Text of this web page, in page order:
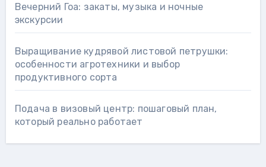
Вечерний Гоа: закаты, музыка и ночные
экскурсии
Выращивание кудрявой листовой петрушки:
особенности агротехники и выбор
продуктивного сорта
Подача в визовый центр: пошаговый план,
который реально работает